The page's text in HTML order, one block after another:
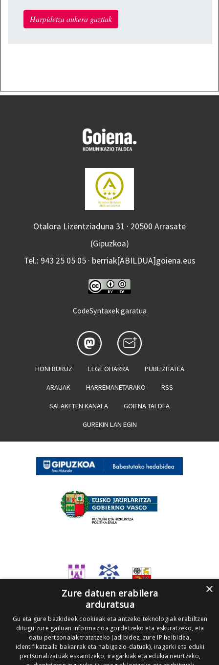
Harpidetza aukera guztiak
Otalora Lizentziaduna 31 · 20500 Arrasate
(Gipuzkoa)
Tel.: 943 25 05 05 · berriak[ABILDUA]goiena.eus
CodeSyntaxek garatua
HONI BURUZ LEGE OHARRA PUBLIZITATEA
ARAUAK HARREMANETARAKO RSS
SALAKETEN KANALA GOIENA TALDEA
GUREKIN LAN EGIN
×
Zure datuen erabilera
arduratsua
Gu eta gure bazkideek cookieak eta antzeko teknologiak erabiltzen
ditugu zure gailuan informazioa gordetzeko eta eskuratzeko, eta
datu pertsonalak tratatzeko (adibidez, zure IP helbidea,
identifikatzaile bakarrak eta nabigazio-datuak), iragarki eta eduki
pertsonalizatuak eskaintzeko, iragarkiak eta edukia neurtzeko,